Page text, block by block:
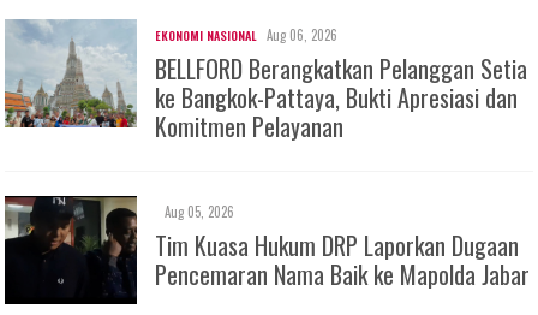
EKONOMI NASIONAL Aug 06, 2026
BELLFORD Berangkatkan Pelanggan Setia
ke Bangkok-Pattaya, Bukti Apresiasi dan
Komitmen Pelayanan
Aug 05, 2026
Tim Kuasa Hukum DRP Laporkan Dugaan
Pencemaran Nama Baik ke Mapolda Jabar